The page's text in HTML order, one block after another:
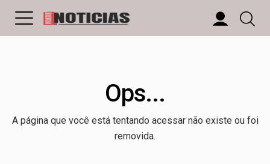
Ops...
A página que você está tentando acessar não existe ou foi
removida.